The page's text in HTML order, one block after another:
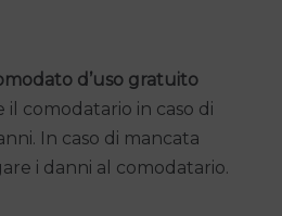
d’uso gratuito
comodatario in caso di
In caso di mancata
i danni al comodatario.